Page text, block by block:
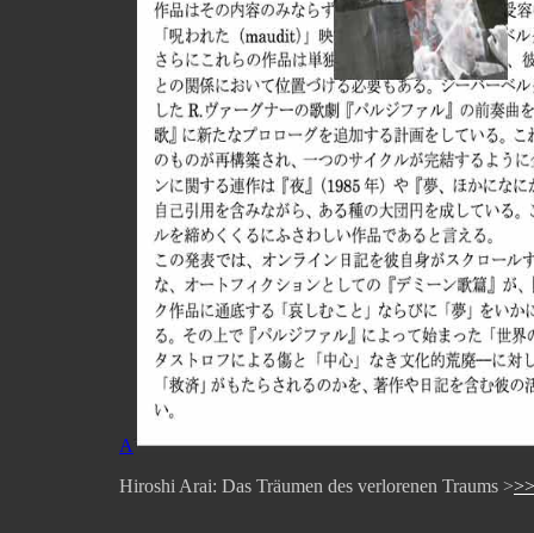
A
Hiroshi Arai: Das Träumen des verlorenen Traums >